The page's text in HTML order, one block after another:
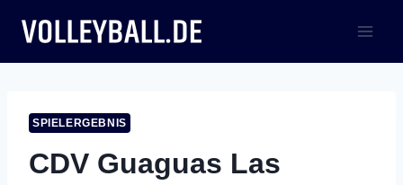
Inhalt
springen
SPIELERGEBNIS
CDV Guaguas Las